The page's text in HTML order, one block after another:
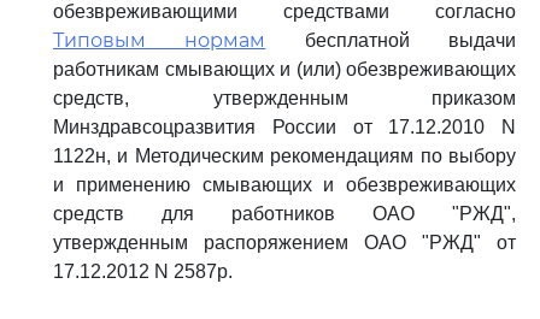
обезвреживающими средствами согласно
Типовым нормам
бесплатной выдачи
работникам смывающих и (или) обезвреживающих
средств, утвержденным приказом
Минздравсоцразвития России от 17.12.2010 N
1122н, и Методическим рекомендациям по выбору
и применению смывающих и обезвреживающих
средств для работников ОАО "РЖД",
утвержденным распоряжением ОАО "РЖД" от
17.12.2012 N 2587р.